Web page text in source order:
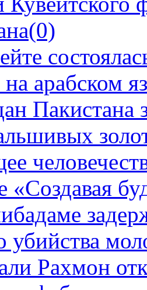
(0)
арабском
Пакистана
«Создавая
убийства
Рахмон